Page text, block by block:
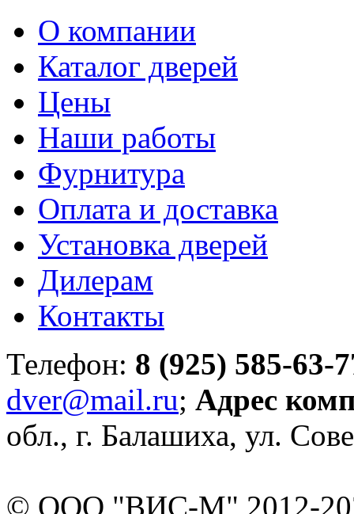
О компании
Каталог дверей
Цены
Наши работы
Фурнитура
Оплата и доставка
Установка дверей
Дилерам
Контакты
Телефон: 8 (925) 585-63-
dver@mail.ru; Адрес
обл., г. Балашиха, ул.
© ООО "ВИС-М" 2012-